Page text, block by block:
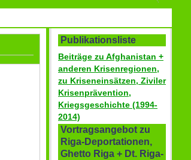
Publikationsliste
Beiträge zu Afghanistan +
anderen Krisenregionen,
zu Kriseneinsätzen, Ziviler
Krisenprävention,
Kriegsgeschichte (1994-
2014)
Vortragsangebot zu
Riga-Deportationen,
Ghetto Riga + Dt. Riga-